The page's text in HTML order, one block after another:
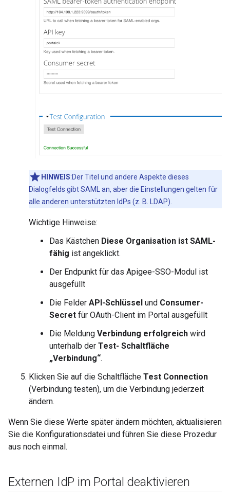
HINWEIS:Der Titel und andere Aspekte dieses
Dialogfelds gibt SAML an, aber die Einstellungen gelten für
alle anderen unterstützten IdPs (z. B. LDAP).
Wichtige Hinweise:
Das Kästchen Diese Organisation ist SAML-
fähig ist angeklickt.
Der Endpunkt für das Apigee-SSO-Modul ist
ausgefüllt
Die Felder API-Schlüssel und Consumer-
Secret für OAuth-Client im Portal ausgefüllt
Die Meldung Verbindung erfolgreich wird
unterhalb der Test- Schaltfläche
„Verbindung“.
Klicken Sie auf die Schaltfläche Test Connection
(Verbindung testen), um die Verbindung jederzeit
ändern.
Wenn Sie diese Werte später ändern möchten, aktualisieren
Sie die Konfigurationsdatei und führen Sie diese Prozedur
aus noch einmal.
Externen IdP im Portal deaktivieren